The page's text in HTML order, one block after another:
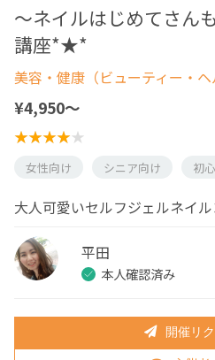
～ネイルはじめてさん
講座*★*
美容・健康（ビューティー・ヘ
¥4,950〜
女性向け シニア向け 初
大人可愛いセルフジェルネイ
平田
本人確認済み
開催リ